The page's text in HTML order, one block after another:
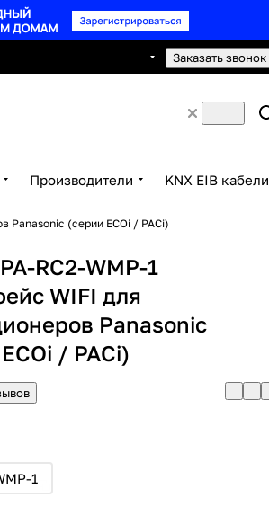
Заказать звонок
Производители KNX EIB кабели
Panasonic (серии ECOi / PACi)
RC2-WMP-1
WIFI для
Panasonic
/ PACi)
1